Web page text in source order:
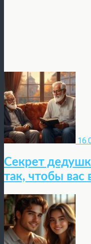
Секрет
так, чтобы вас